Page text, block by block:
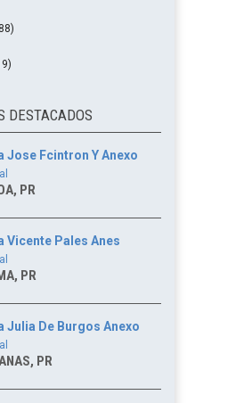
DESTACADOS
Jose Fcintron Y Anexo
PR
Vicente Pales Anes
PR
Julia De Burgos Anexo
PR